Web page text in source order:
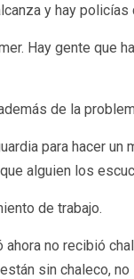
y hay
Hay gente
de la
para hacer
alguien los
de trabajo.
no recibió
sin chaleco,